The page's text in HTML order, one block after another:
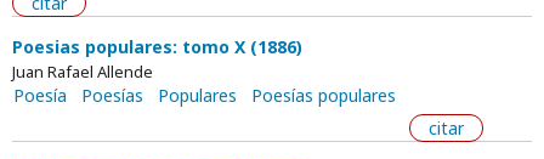
Poesias populares: tomo X (1886)
Juan Rafael Allende
Poesía Poesías Populares
Poesías populares
citar